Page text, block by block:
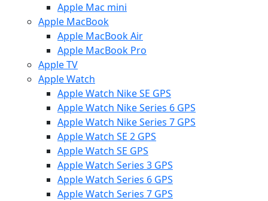
Apple Mac mini
Apple MacBook
Apple MacBook Air
Apple MacBook Pro
Apple TV
Apple Watch
Apple Watch Nike SE GPS
Apple Watch Nike Series 6 GPS
Apple Watch Nike Series 7 GPS
Apple Watch SE 2 GPS
Apple Watch SE GPS
Apple Watch Series 3 GPS
Apple Watch Series 6 GPS
Apple Watch Series 7 GPS